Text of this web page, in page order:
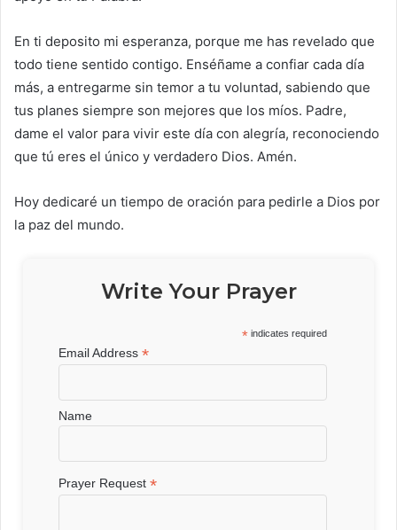
En ti deposito mi esperanza, porque me has revelado que
todo tiene sentido contigo. Enséñame a confiar cada día
más, a entregarme sin temor a tu voluntad, sabiendo que
tus planes siempre son mejores que los míos. Padre,
dame el valor para vivir este día con alegría, reconociendo
que tú eres el único y verdadero Dios. Amén.
Hoy dedicaré un tiempo de oración para pedirle a Dios por
la paz del mundo.
Write Your Prayer
* indicates required
Email Address*
Name
Prayer Request*